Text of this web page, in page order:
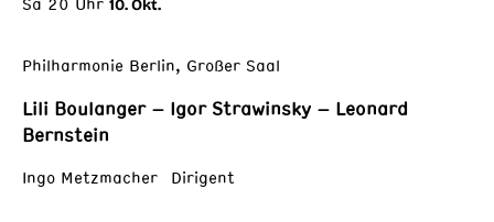
10. Okt.
Philharmonie Berlin, Großer Saal
Lili Boulanger – Igor Strawinsky – Leonard
Bernstein
Ingo Metzmacher Dirigent